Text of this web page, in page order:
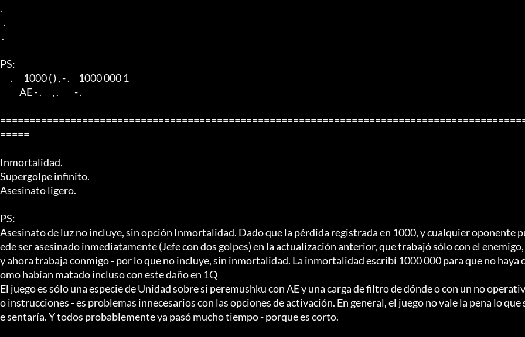
.
PS:
=====
Inmortalidad.
Supergolpe infinito.
Asesinato ligero.
PS:
Asesinato de luz no incluye, sin opción Inmortalidad. Dado que la pérdida registrada en 1000, y cualquier oponente
ede ser asesinado inmediatamente (Jefe con dos golpes) en la actualización anterior, que trabajó sólo con el enemigo,
y ahora trabaja conmigo - por lo que no incluye, sin inmortalidad. La inmortalidad escribí 1000 000 para que no haya c
omo habían matado incluso con este daño en 1Q
El juego es sólo una especie de Unidad sobre si peremushku con AE y una carga de filtro de dónde o con un no operativ
o instrucciones - es problemas innecesarios con las opciones de activación. En general, el juego no vale la pena lo que
e sentaría. Y todos probablemente ya pasó mucho tiempo - porque es corto.